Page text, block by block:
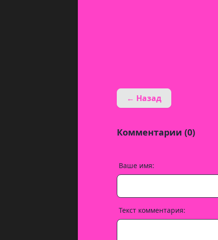
← Назад
Комментарии (0)
Ваше имя:
Текст комментария: